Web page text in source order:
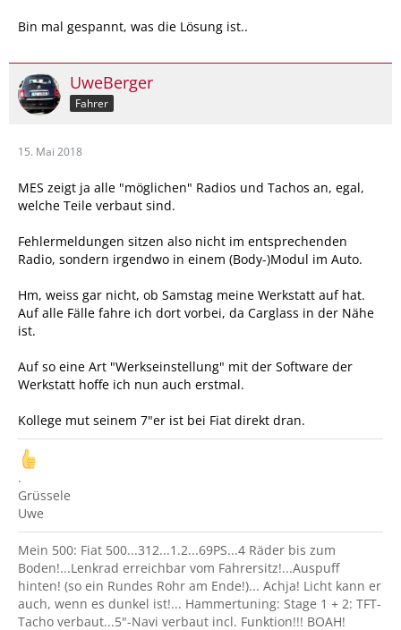
Bin mal gespannt, was die Lösung ist..
UweBerger
Fahrer
15. Mai 2018
MES zeigt ja alle "möglichen" Radios und Tachos an, egal,
welche Teile verbaut sind.
Fehlermeldungen sitzen also nicht im entsprechenden
Radio, sondern irgendwo in einem (Body-)Modul im Auto.
Hm, weiss gar nicht, ob Samstag meine Werkstatt auf hat.
Auf alle Fälle fahre ich dort vorbei, da Carglass in der Nähe
ist.
Auf so eine Art "Werkseinstellung" mit der Software der
Werkstatt hoffe ich nun auch erstmal.
Kollege mut seinem 7"er ist bei Fiat direkt dran.
.
Grüssele
Uwe
Mein 500: Fiat 500...312...1.2...69PS...4 Räder bis zum
Boden!...Lenkrad erreichbar vom Fahrersitz!...Auspuff
hinten! (so ein Rundes Rohr am Ende!)... Achja! Licht kann er
auch, wenn es dunkel ist!... Hammertuning: Stage 1 + 2: TFT-
Tacho verbaut...5"-Navi verbaut incl. Funktion!!! BOAH!